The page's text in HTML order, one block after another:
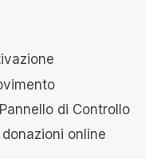
di Controllo
online